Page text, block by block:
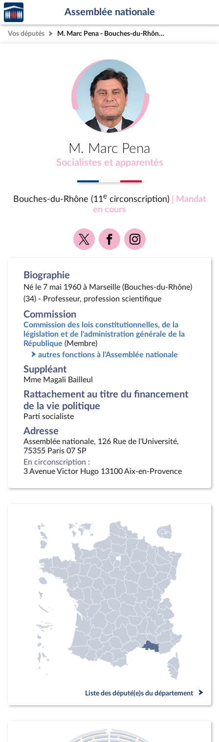
Aller au contenu
Aller en bas de la page
Accèder
à la
page
d'accueil
Assemblée nationale
Vos députés M. Marc Pena - Bouches-du-Rhône (11e circonscription)
M. Marc Pena
Socialistes et apparentés
Bouches-du-Rhône (11ecirconscription)
| Mandat
en cours
Voir
la
Voir
la
Voir
la
Biographie
Né le 7 mai 1960 à Marseille (Bouches-du-Rhône)
(34) - Professeur, profession scientifique
Commission
Commission des lois constitutionnelles, de la
législation et de l'administration générale de la
République (Membre)
autres fonctions à l'Assemblée nationale
Suppléant
Mme Magali Bailleul
Rattachement au titre du financement
de la vie politique
Parti socialiste
Adresse
Assemblée nationale, 126 Rue de l'Université,
75355 Paris 07 SP
En circonscription :
3 Avenue Victor Hugo 13100 Aix-en-Provence
Liste des député(e)s du département